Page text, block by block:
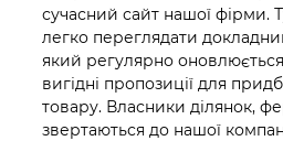
сучасний сайт нашої фірми.
легко переглядати
який регулярно
вигідні пропозиції для
товару. Власники ділянок,
звертаються до нашої